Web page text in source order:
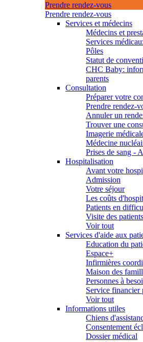
Prendre rendez-vous
Prendre rendez-vous
Services et médecins
Médecins et
Services
Pôles
Statut de
CHC Baby:
parents
Consultation
Préparer votre
Prendre rendez-
Annuler un
Trouver une
Imagerie
Médecine
Prises de sang -
Hospitalisation
Avant votre
Admission
Votre séjour
Les coûts
Patients en
Visite des
Voir tout
Services d'aide aux
Education du
Espace+
Infirmières
Maison des
Personnes à
Service financier
Voir tout
Informations utiles
Chiens
Consentement
Dossier médical